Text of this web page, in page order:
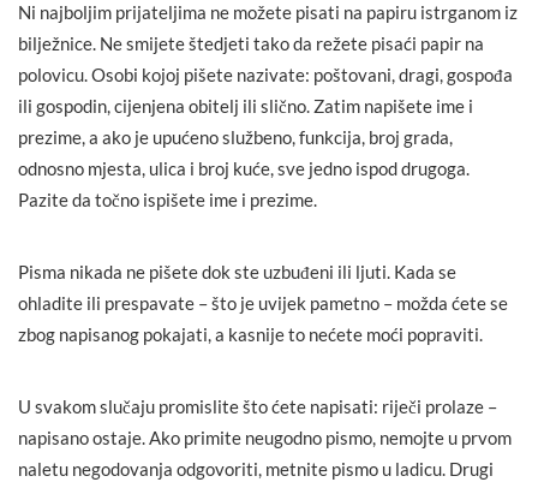
Ni najboljim prijateljima ne možete pisati na papiru istrganom iz
bilježnice. Ne smijete štedjeti tako da režete pisaći papir na
polovicu. Osobi kojoj pišete nazivate: poštovani, dragi, gospođa
ili gospodin, cijenjena obitelj ili slično. Zatim napišete ime i
prezime, a ako je upućeno službeno, funkcija, broj grada,
odnosno mjesta, ulica i broj kuće, sve jedno ispod drugoga.
Pazite da točno ispišete ime i prezime.
Pisma nikada ne pišete dok ste uzbuđeni ili ljuti. Kada se
ohladite ili prespavate – što je uvijek pametno – možda ćete se
zbog napisanog pokajati, a kasnije to nećete moći popraviti.
U svakom slučaju promislite što ćete napisati: riječi prolaze –
napisano ostaje. Ako primite neugodno pismo, nemojte u prvom
naletu negodovanja odgovoriti, metnite pismo u ladicu. Drugi